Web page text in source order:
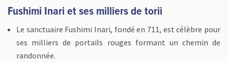
Fushimi Inari et ses milliers de torii
Le sanctuaire Fushimi Inari, fondé en 711, est célèbre pour
ses milliers de portails rouges formant un chemin de
randonnée.